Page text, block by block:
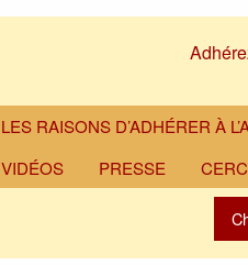
LES RAISONS D’ADHÉRER À
VIDÉOS
PRESSE